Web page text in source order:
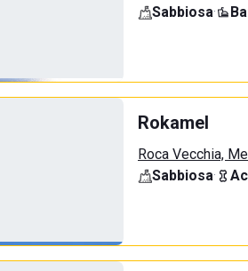
Sabbiosa·
Rokamel
Roca Vecchia,
Sabbiosa·